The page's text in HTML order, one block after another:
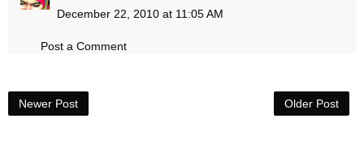
December 22, 2010 at 11:05 AM
Post a Comment
Newer Post Older Post